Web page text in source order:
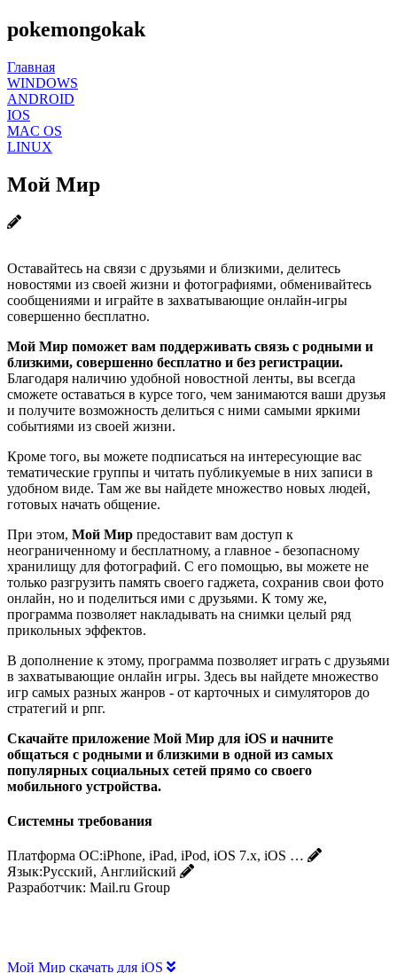
pokemongokak
Главная
WINDOWS
ANDROID
IOS
MAC OS
LINUX
Мой Мир
Оставайтесь на связи с друзьями и близкими, делитесь
новостями из своей жизни и фотографиями, обменивайтесь
сообщениями и играйте в захватывающие онлайн-игры
совершенно бесплатно.
Мой Мир поможет вам поддерживать связь с родными и
близкими, совершенно бесплатно и без регистрации.
Благодаря наличию удобной новостной ленты, вы всегда
сможете оставаться в курсе того, чем занимаются ваши друзья
и получите возможность делиться с ними самыми яркими
событиями из своей жизни.
Кроме того, вы можете подписаться на интересующие вас
тематические группы и читать публикуемые в них записи в
удобном виде. Там же вы найдете множество новых людей,
готовых начать общение.
При этом, Мой Мир предоставит вам доступ к
неограниченному и бесплатному, а главное - безопасному
хранилищу для фотографий. С его помощью, вы можете не
только разгрузить память своего гаджета, сохранив свои фото
онлайн, но и поделиться ими с друзьями. К тому же,
программа позволяет накладывать на снимки целый ряд
прикольных эффектов.
В дополнение к этому, программа позволяет играть с друзьями
в захватывающие онлайн игры. Здесь вы найдете множество
игр самых разных жанров - от карточных и симуляторов до
стратегий и рпг.
Скачайте приложение Мой Мир для iOS и начните
общаться с родными и близкими в одной из самых
популярных социальных сетей прямо со своего
мобильного устройства.
Системны требования
Платформа ОС:iPhone, iPad, iPod, iOS 7.x, iOS …
Язык:Русский, Английский
Разработчик: Mail.ru Group
Мой Мир скачать для iOS